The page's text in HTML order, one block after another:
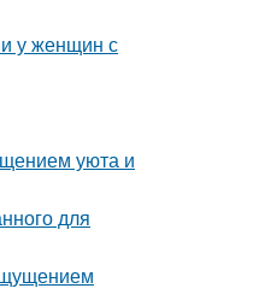
у женщин с
уюта и
для